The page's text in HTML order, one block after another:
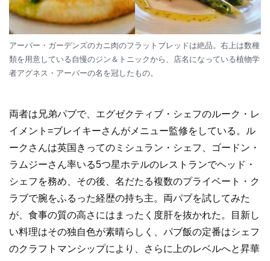
アーバー・ガーデンズのカニ肉のフラットブレッドは絶品。右上は数種
類を用意している自慢のジン＆トニックから、店名になっている植物学
者アグネス・アーバーの名を冠したもの。
両者は兄弟パブで、エグゼクティブ・シェフのルーク・レ
イメント=ブレイキーさんがメニュー監修をしている。ル
ークさんは英国きってのミシュラン・シェフ、ゴードン・
ラムジーさん率いる5つ星ホテルのレストランでヘッド・
シェフを務め、その後、名だたる複数のプライベート・ク
ラブで腕をふるった経歴の持ち主。両パブを試してみた
が、食事の質の高さにはまったく度肝を抜かれた。目新し
い料理はその独自色が素晴らしく、パブ飯の定番はシェフ
のクラフトマンシップにより、さらに上のレベルへと昇華